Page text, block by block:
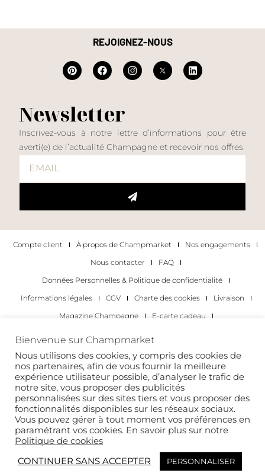
REJOIGNEZ-NOUS
Newsletter
Inscrivez-vous à notre lettre d’informations pour être
averti(e) de l’actualité Champagne et recevoir nos offres
Compte client À propos de Champmarket
Nos engagements
Nous contacter
FAQ
Données Personnelles & Politique de confidentialité
Informations légales
CGV Charte des cookies
Livraison
Magazine Champagne
E-carte cadeau
Les occasions pour déguster du champagne
Pour les particuliers
Pour les entreprises
Copyright 2022 © tous droits réservés. Champmarket.
Bienvenue sur Champmarket
Nous utilisons des cookies, y compris des cookies de
nos partenaires, afin de vous fournir la meilleure
expérience utilisateur possible, d’analyser le trafic de
notre site, vous proposer des publicités
personnalisées sur des sites tiers et vous proposer des
fonctionnalités disponibles sur les réseaux sociaux.
Vous pouvez gérer à tout moment vos préférences en
paramétrant vos cookies. En savoir plus sur notre
Politique de cookies
CONTINUER SANS ACCEPTER
PERSONNALISER